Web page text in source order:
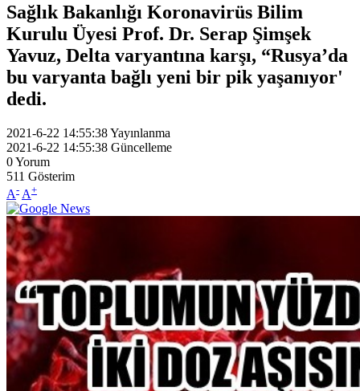
Sağlık Bakanlığı Koronavirüs Bilim
Kurulu Üyesi Prof. Dr. Serap Şimşek
Yavuz, Delta varyantına karşı, “Rusya’da
bu varyanta bağlı yeni bir pik yaşanıyor'
dedi.
2021-6-22 14:55:38Yayınlanma
2021-6-22 14:55:38 Güncelleme
0Yorum
511 Gösterim
A- A+